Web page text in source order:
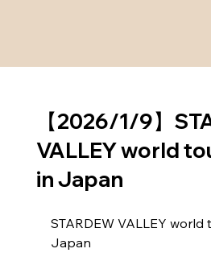
【2026/1/9】
VALLEY world
in Japan
STARDEW VALLEY world
Japan